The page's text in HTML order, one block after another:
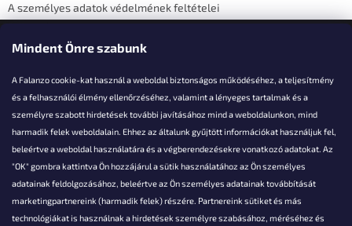
Mindent Önre szabunk
A Falanzo cookie-kat használ a weboldal biztonságos működéséhez, a teljesítmény
és a felhasználói élmény ellenőrzéséhez, valamint a lényeges tartalmak és a
személyre szabott hirdetések további javításához mind a weboldalunkon, mind
harmadik felek weboldalain. Ehhez az általunk gyűjtött információkat használjuk fel,
beleértve a weboldal használatára és a végberendezésekre vonatkozó adatokat. Az
"OK" gombra kattintva Ön hozzájárul a sütik használatához az Ön személyes
adatainak feldolgozásához, beleértve az Ön személyes adatainak továbbítását
marketingpartnereink (harmadik felek) részére. Partnereink sütiket és más
technológiákat is használnak a hirdetések személyre szabásához, méréséhez és
A személyes adatok védelmének feltételei
Elérhetőségi adatok
Akarsz kérdezni valamit?
info@falanzo.hu